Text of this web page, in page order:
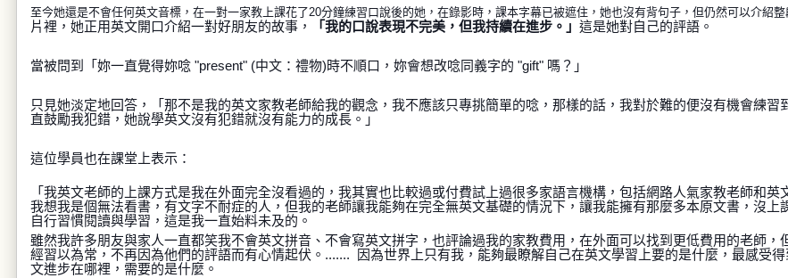
至今她還是不會任何英文音標，在一對一家教上課花了20分鐘練習口說後的她，在錄影時，課本字幕已被遮住，她也沒有背句子，但仍然可以介紹整
片裡，她正用英文開口介紹一對好朋友的故事，
「我的口說表現不完美，但我持續在進步。」 這是她對自己的評語。
當被問到「妳一直覺得妳唸 "present" (中文：禮物)時不順口，妳會想改唸同義字的 "gift" 嗎？」
只見她淡定地回答，「那不是我的英文家教老師給我的觀念，我不應該只專挑簡單的唸，那樣的話，我對於難的便沒有機會練習
直鼓勵我犯錯，她說學英文沒有犯錯就沒有能力的成長。」
這位學員也在課堂上表示：
「我英文老師的上課方式是我在外面完全沒看過的，我其實也比較過或付費試上過很多家語言機構，包括網路人氣家教老師和英
我想我是個無法看書，有文字不耐症的人，但我的老師讓我能夠在完全無英文基礎的情況下，讓我能擁有那麼多本原文書，沒上
自行習慣閱讀與學習，這是我一直始料未及的。
雖然我許多朋友與家人一直都笑我不會英文拼音、不會寫英文拼字，也評論過我的家教費用，在外面可以找到更低費用的老師，
經習以為常，不再因為他們的評語而有心情起伏。....... 因為世界上只有我，能夠最瞭解自己在英文學習上要的是什麼，最感受
文進步在哪裡，需要的是什麼。